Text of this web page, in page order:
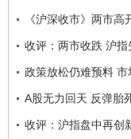
《沪深收市》两市
收评：两市收跌 沪
政策放松仍难预料
A股无力回天 反弹胎
收评：沪指盘中再创